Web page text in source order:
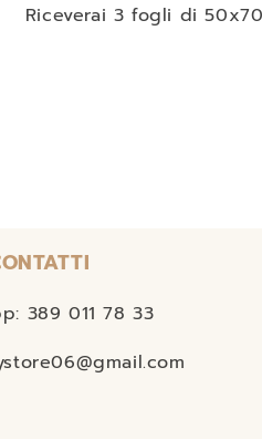
Riceverai 3 fogli di
389 011 78 33